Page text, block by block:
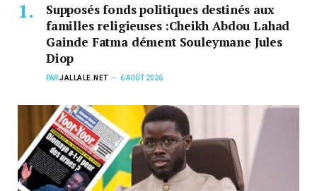
Supposés fonds politiques destinés aux
familles religieuses :Cheikh Abdou Lahad
Gainde Fatma dément Souleymane Jules
Diop
PARJALLALE.NET 6 AOÛT 2026